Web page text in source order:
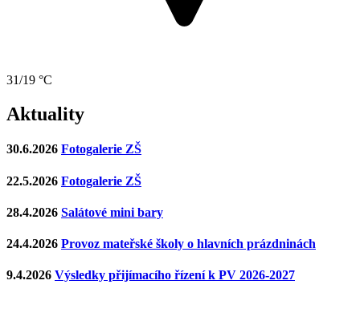
31/19 °C
Aktuality
30.6.2026 Fotogalerie ZŠ
22.5.2026 Fotogalerie ZŠ
28.4.2026 Salátové mini bary
24.4.2026 Provoz mateřské školy o hlavních prázdninách
9.4.2026 Výsledky přijímacího řízení k PV 2026-2027